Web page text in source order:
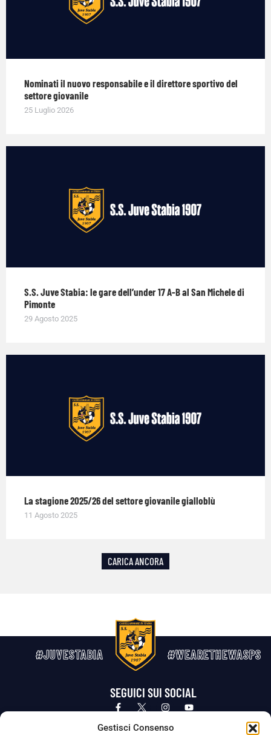
Gestisci Consenso
Nominati il nuovo responsabile e il direttore sportivo del
settore giovanile
25 Luglio 2026
S.S. Juve Stabia: le gare dell’under 17 A-B al San Michele di
Pimonte
29 Agosto 2025
La stagione 2025/26 del settore giovanile gialloblù
11 Agosto 2025
CARICA ANCORA
#JUVESTABIA #WEARETHEWASPS
SEGUICI SUI SOCIAL
Privacy Policy Cookie Policy